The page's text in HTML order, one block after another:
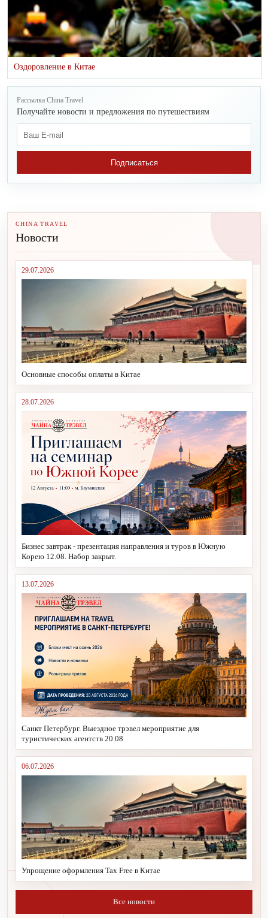
Оздоровление в Китае
Рассылка China Travel
Получайте новости и предложения по путешествиям
Подписаться
CHINA TRAVEL
Новости
29.07.2026
Основные способы оплаты в Китае
28.07.2026
Бизнес завтрак - презентация направления и туров в Южную
Корею 12.08. Набор закрыт.
13.07.2026
Санкт Петербург. Выездное трэвел мероприятие для
туристических агентств 20.08
06.07.2026
Упрощение оформления Tax Free в Китае
Все новости